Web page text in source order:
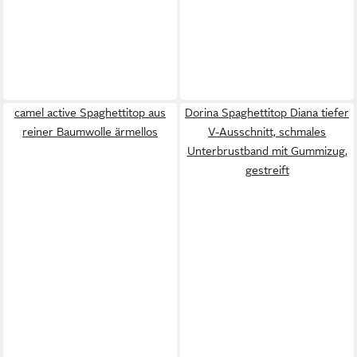
camel active Spaghettitop aus
reiner Baumwolle ärmellos
Dorina Spaghettitop Diana tiefer
V-Ausschnitt, schmales
Unterbrustband mit Gummizug,
gestreift